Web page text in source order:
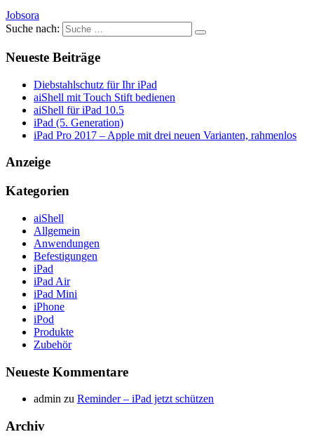
Jobsora
Suche nach:
Neueste Beiträge
Diebstahlschutz für Ihr iPad
aiShell mit Touch Stift bedienen
aiShell für iPad 10.5
iPad (5. Generation)
iPad Pro 2017 – Apple mit drei neuen Varianten, rahmenlos
Anzeige
Kategorien
aiShell
Allgemein
Anwendungen
Befestigungen
iPad
iPad Air
iPad Mini
iPhone
iPod
Produkte
Zubehör
Neueste Kommentare
admin zu Reminder – iPad jetzt schützen
Archiv